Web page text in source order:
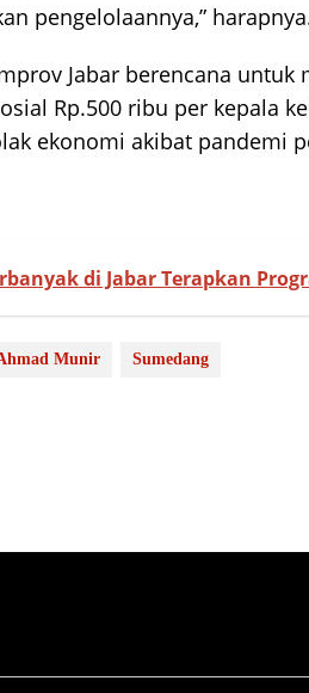
pengelolaannya,”
Jabar berencana untuk
Rp.500 ribu per kepala
ekonomi akibat pandemi
di Jabar Terapkan
Munir Sumedang